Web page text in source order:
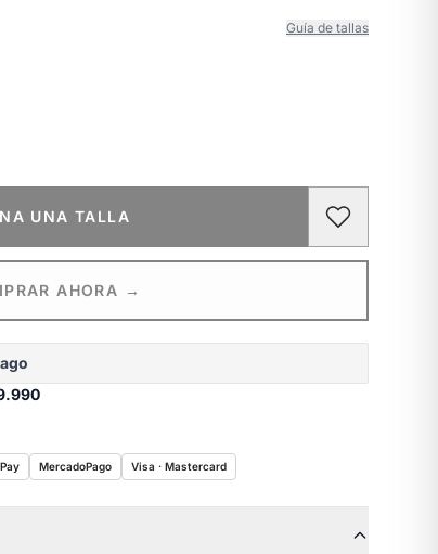
Guía de tallas
UNA TALLA
AHORA →
MercadoPago Visa · Mastercard